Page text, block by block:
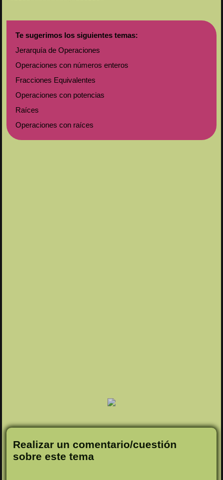
Te sugerimos los siguientes temas:
Jerarquía de Operaciones
Operaciones con números enteros
Fracciones Equivalentes
Operaciones con potencias
Raíces
Operaciones con raíces
Realizar un comentario/cuestión
sobre este tema